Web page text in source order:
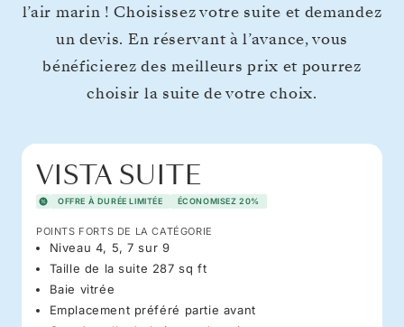
l’air marin ! Choisissez votre suite et demandez
un devis. En réservant à l’avance, vous
bénéficierez des meilleurs prix et pourrez
choisir la suite de votre choix.
VISTA SUITE
OFFRE À DURÉE LIMITÉE ÉCONOMISEZ 20%
POINTS FORTS DE LA CATÉGORIE
Niveau 4, 5, 7 sur 9
Taille de la suite 287 sq ft
Baie vitrée
Emplacement préféré partie avant